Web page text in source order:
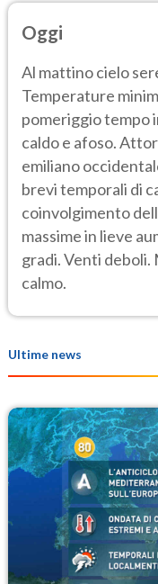
Oggi
Al mattino cielo
Temperature
pomeriggio tempo
caldo e afoso.
emiliano
brevi temporali di
coinvolgimento
massime in lieve
gradi. Venti deboli.
calmo.
Ultime news